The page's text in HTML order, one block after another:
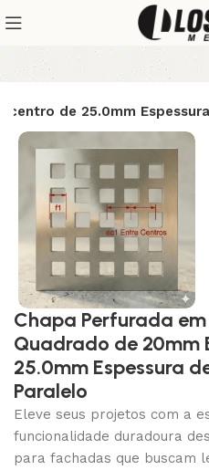
de 25.0mm
Chapa Perfurada
Quadrado de 20mm
25.0mm Espessura
Paralelo
Eleve seus projetos com a
funcionalidade duradoura
para fachadas que buscam